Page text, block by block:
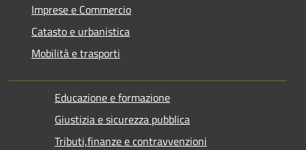
Imprese e Commercio
Catasto e urbanistica
Mobilità e trasporti
Educazione e formazione
Giustizia e sicurezza pubblica
Tributi,finanze e contravvenzioni